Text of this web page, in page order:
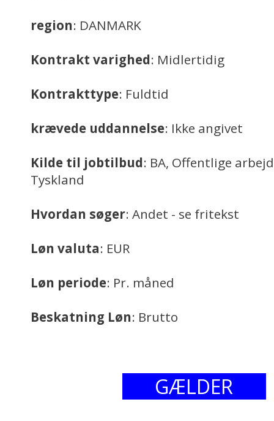
region: DANMARK
Kontrakt varighed: Midlertidig
Kontrakttype: Fuldtid
krævede uddannelse: Ikke angivet
Kilde til jobtilbud: BA, Offentlige
Tyskland
Hvordan søger: Andet - se fritekst
Løn valuta: EUR
Løn periode: Pr. måned
Beskatning Løn: Brutto
GÆLDER